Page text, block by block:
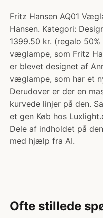
Fritz Hansen AQ01
Hansen. Kategori:
1399.50 kr. (regalo
væglampe, som Fritz
er blevet designet af
væglampe, som har et
Derudover er der en
kurvede linjer på den.
et gen Køb hos
Dele af indholdet på
med hjælp fra AI.
Ofte stillede